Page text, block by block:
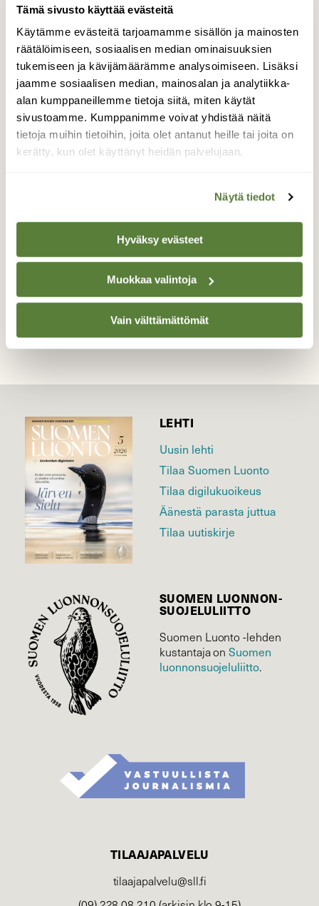
Tämä sivusto käyttää evästeitä
Käytämme evästeitä tarjoamamme sisällön ja mainosten
räätälöimiseen, sosiaalisen median ominaisuuksien
tukemiseen ja kävijämäärämme analysoimiseen. Lisäksi
jaamme sosiaalisen median, mainosalan ja analytiikka-
alan kumppaneillemme tietoja siitä, miten käytät
sivustoamme. Kumppanimme voivat yhdistää näitä
tietoja muihin tietoihin, joita olet antanut heille tai joita on
kerätty, kun olet käyttänyt heidän palvelujaan.
Näytä tiedot
Hyväksy evästeet
Muokkaa valintoja
Vain välttämättömät
Hupsista, sattuuhan sitä.
Olin nähnyt hiirihaukan jo aiemmin lentelevän
alueen pelloilla. Nyt sitten onnisti ja haukka
oli istahtanut pellon kivelle. Huomasin linnun
liikehdinnästä, että jotain on tekeillä ja
03.10.2018
TAKAISIN LISTAAN
LEHTI
Uusin lehti
Tilaa Suomen Luonto
Tilaa digilukuoikeus
Äänestä parasta juttua
Tilaa uutiskirje
SUOMEN LUONNON­
SUOJELU­LIITTO
Suomen Luonto -lehden
kustantaja onSuomen
luonnonsuojelu­liitto.
TILAAJAPALVELU
tilaajapalvelu@sll.fi